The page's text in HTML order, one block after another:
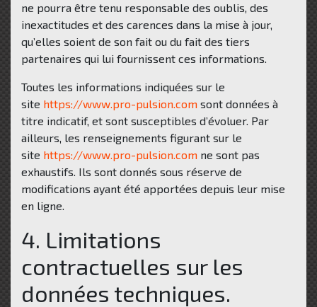
ne pourra être tenu responsable des oublis, des
inexactitudes et des carences dans la mise à jour,
qu’elles soient de son fait ou du fait des tiers
partenaires qui lui fournissent ces informations.
Toutes les informations indiquées sur le
site https://www.pro-pulsion.com sont données à
titre indicatif, et sont susceptibles d’évoluer. Par
ailleurs, les renseignements figurant sur le
site https://www.pro-pulsion.com ne sont pas
exhaustifs. Ils sont donnés sous réserve de
modifications ayant été apportées depuis leur mise
en ligne.
4. Limitations
contractuelles sur les
données techniques.